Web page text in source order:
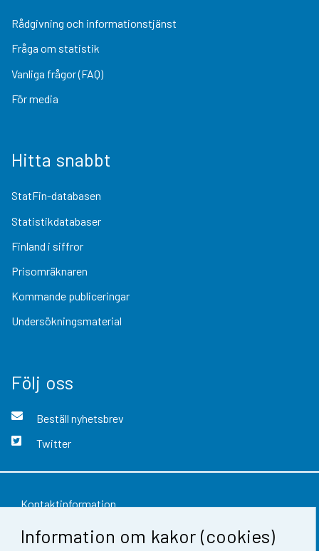
Information om kakor (cookies)
Rådgivning och informationstjänst
Fråga om statistik
Vanliga frågor (FAQ)
För media
Hitta snabbt
StatFin-databasen
Statistikdatabaser
Finland i siffror
Prisomräknaren
Kommande publiceringar
Undersökningsmaterial
Följ oss
Beställ nyhetsbrev
Twitter
Kontaktinformation
Respons